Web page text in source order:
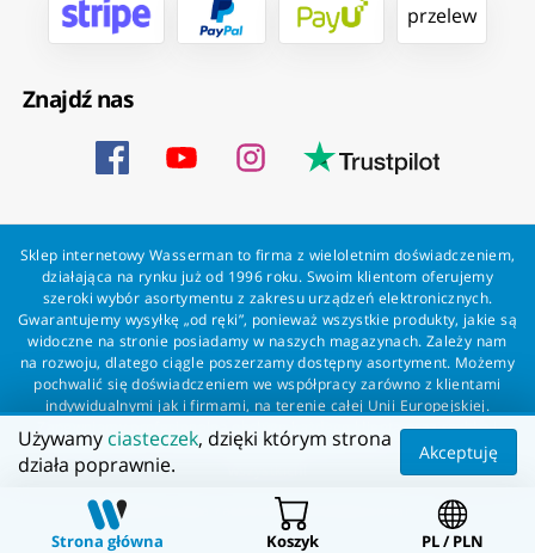
przelew
Znajdź nas
Sklep internetowy Wasserman to firma z wieloletnim doświadczeniem,
działająca na rynku już od 1996 roku. Swoim klientom oferujemy
szeroki wybór asortymentu z zakresu urządzeń elektronicznych.
Gwarantujemy wysyłkę „od ręki”, ponieważ wszystkie produkty, jakie są
widoczne na stronie posiadamy w naszych magazynach. Zależy nam
na rozwoju, dlatego ciągle poszerzamy dostępny asortyment. Możemy
pochwalić się doświadczeniem we współpracy zarówno z klientami
indywidualnymi jak i firmami, na terenie całej Unii Europejskiej.
Zapewniamy profesjonalną obsługę każdego klienta oraz szybką i
bezproblemową realizację zamówień. Wasserman - wszystko dla
Wszelkie prawa zastrzeżone dla Wasserman.eu
Strona główna Koszyk PL / PLN
Używamy ciasteczek, dzięki którym strona
działa poprawnie.
Akceptuję